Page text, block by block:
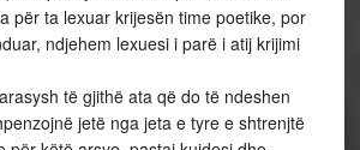
për ta lexuar krijesën time poetike, por
ndjehem lexuesi i parë i atij krijimi
të gjithë ata që do të ndeshen
jetë nga jeta e tyre e shtrenjtë